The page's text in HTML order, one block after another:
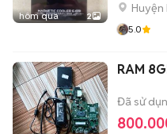
hôm qua 2
5.0
RAM
Đã sử